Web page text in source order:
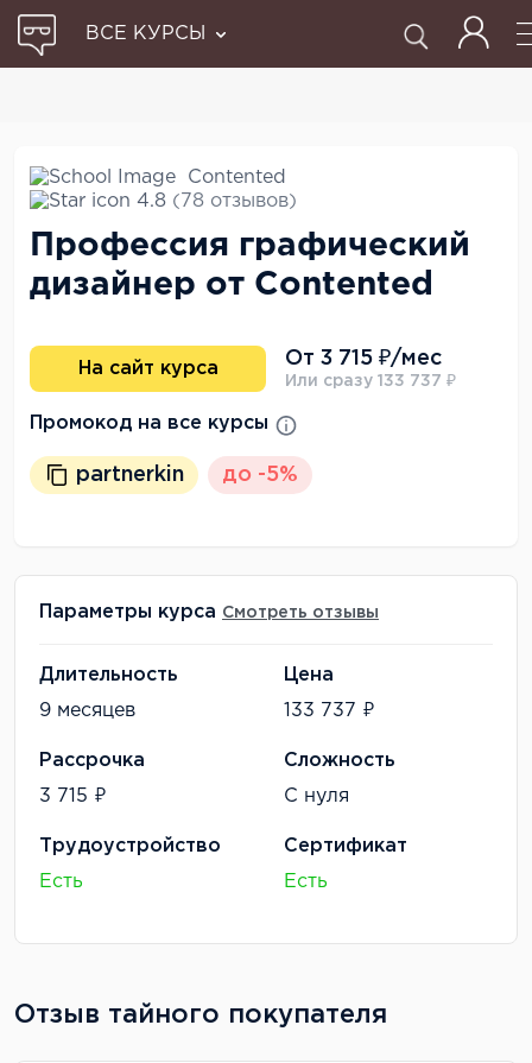
ВСЕ КУРСЫ
Contented
4.8 (78 отзывов)
Профессия графический
дизайнер от Contented
На сайт курса
От 3 715 ₽/мес
Или сразу 133 737 ₽
Промокод на все курсы
partnerkin до -5%
Параметры курса Смотреть отзывы
Длительность
9 месяцев
Цена
133 737 ₽
Рассрочка
3 715 ₽
Сложность
С нуля
Трудоустройство
Есть
Сертификат
Есть
Отзыв тайного покупателя